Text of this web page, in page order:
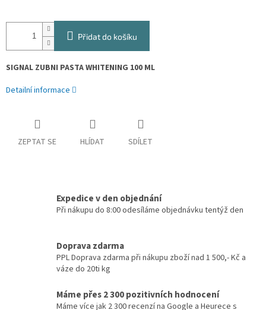
Přidat do košíku
SIGNAL ZUBNI PASTA WHITENING 100 ML
Detailní informace
ZEPTAT SE HLÍDAT SDÍLET
Expedice v den objednání
Při nákupu do 8:00 odesíláme objednávku tentýž den
Doprava zdarma
PPL Doprava zdarma při nákupu zboží nad 1 500,- Kč a
váze do 20ti kg
Máme přes 2 300 pozitivních hodnocení
Máme více jak 2 300 recenzí na Google a Heurece s